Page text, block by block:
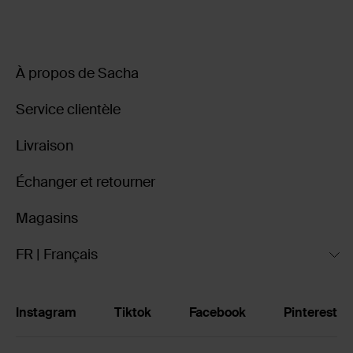
À propos de Sacha
Service clientèle
Livraison
Échanger et retourner
Magasins
FR | Français
Instagram Tiktok Facebook Pinterest